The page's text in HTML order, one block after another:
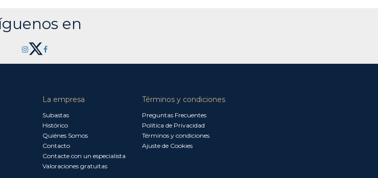
en
La empresa
Subastas
Histórico
Quiénes Somos
Contacto
Contacte con un especialista
Valoraciones gratuitas
Términos y condiciones
Preguntas Frecuentes
Política de Privacidad
Términos y condiciones
Ajuste de Cookies